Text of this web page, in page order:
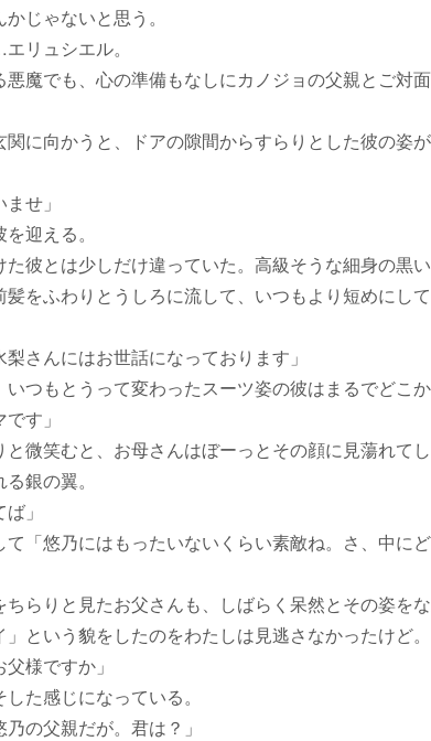
じゃないと思う。
リュシエル。
魔でも、心の準備もなしにカノジョの父親とご対
に向かうと、ドアの隙間からすらりとした彼の姿が
せ」
迎える。
彼とは少しだけ違っていた。高級そうな細身の黒
をふわりとうしろに流して、いつもより短めにし
梨さんにはお世話になっております」
つもとうって変わったスーツ姿の彼はまるでどこか
す」
微笑むと、お母さんはぼーっとその顔に見蕩れてし
銀の翼。
」
「悠乃にはもったいないくらい素敵ね。さ、中に
らりと見たお父さんも、しばらく呆然とその姿を
という貌をしたのをわたしは見逃さなかったけど。
様ですか」
た感じになっている。
の父親だが。君は？」